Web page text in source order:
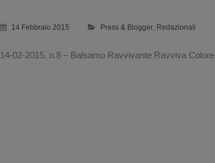
14 Febbraio 2015 Press & Blogger, Redazionali
14-02-2015, n.8 – Balsamo Ravvivante Ravviva Colore